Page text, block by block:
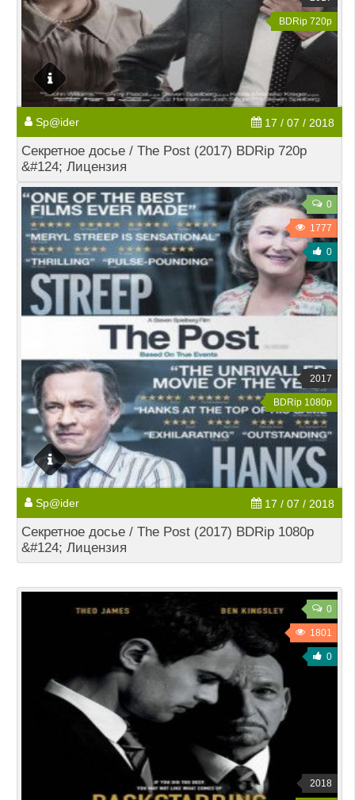
BDRip 720p
Sp@ider 17 / 07 / 2018
Секретное досье / The Post (2017) BDRip 720p
&#124; Лицензия
0
1777
0
2017
BDRip 1080p
Sp@ider 17 / 07 / 2018
Секретное досье / The Post (2017) BDRip 1080p
&#124; Лицензия
0
1801
0
2018